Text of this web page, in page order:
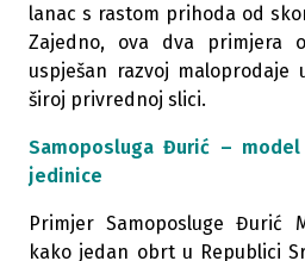
lanac s rastom prihoda od
Zajedno, ova dva primjera
uspješan razvoj
široj privrednoj slici.
Samoposluga Đurić –
jedinice
Primjer Samoposluge Đurić
kako jedan obrt u Republici